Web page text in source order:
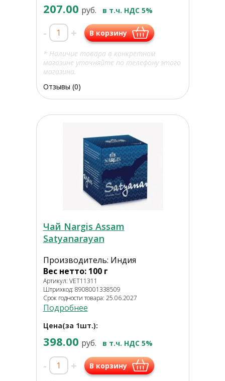
207.00 руб. в т.ч. НДС 5%
- + В корзину
* Наличие товара в конкретном
магазине уточняйте по телефону этого
магазина.
Отзывы (0)
Чай Nargis Assam
Satyanarayan
Производитель: Индия
Вес нетто: 100 г
Артикул: VET11311
Штрихкод: 8908001338509
Срок годности товара: 25.06.2027
Подробнее
Цена(за 1шт.):
398.00 руб. в т.ч. НДС 5%
- + В корзину